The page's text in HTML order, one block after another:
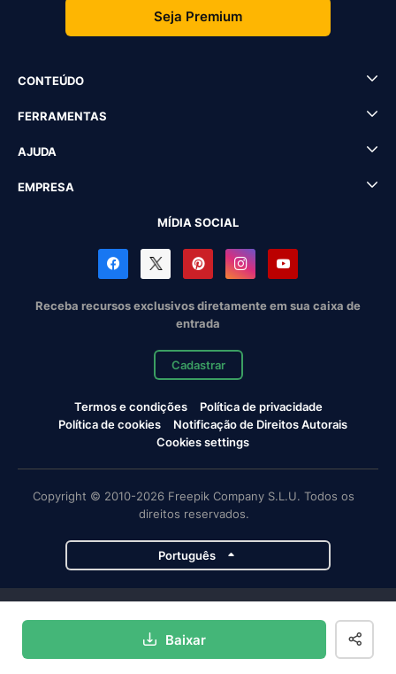
Baixar
Seja Premium
CONTEÚDO
FERRAMENTAS
AJUDA
EMPRESA
MÍDIA SOCIAL
Receba recursos exclusivos diretamente em sua caixa de
entrada
Cadastrar
Termos e condições
Política de privacidade
Política de cookies
Notificação de Direitos Autorais
Cookies settings
Copyright © 2010-2026 Freepik Company S.L.U. Todos os
direitos reservados.
Português
Magnific Flaticon